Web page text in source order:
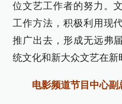
位文艺工作者的努力。
工作方法，积极利用现
推广出去，形成无远弗
统文化和新大众文艺在新
电影频道节目中心副